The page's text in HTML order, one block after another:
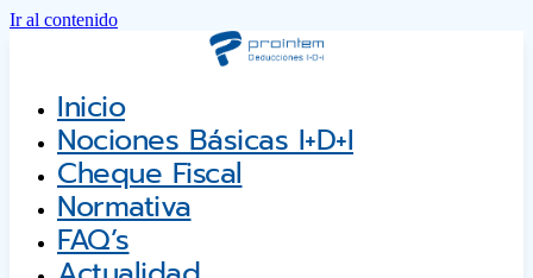
Ir al contenido
Inicio
Nociones Básicas I+D+i
Cheque Fiscal
Normativa
FAQ’s